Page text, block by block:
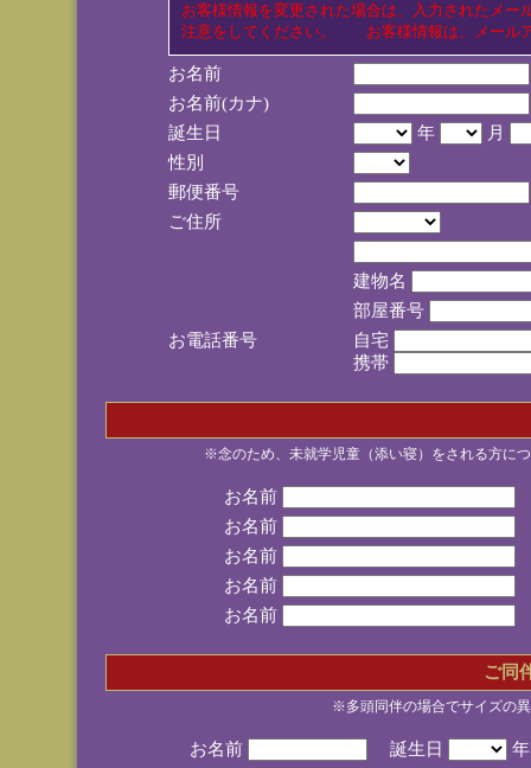
お客様情報を変更された場合は、入力されたメ
注意をしてください。 お客様情報は、メール
お名前
お名前(カナ)
誕生日
年
月
性別
郵便番号
ご住所
建物名
部屋番号
お電話番号
自宅
携帯
※念のため、未就学児童（添い寝）をされる方に
お名前
お名前
お名前
お名前
お名前
ご同
※多頭同伴の場合でサイズの
お名前 誕生日